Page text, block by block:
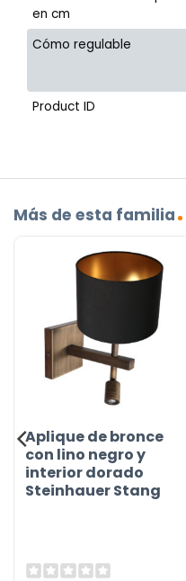
en cm
Cómo regulable
Product ID
Más de esta familia
Aplique de bronce
con lino negro y
interior dorado
Steinhauer Stang